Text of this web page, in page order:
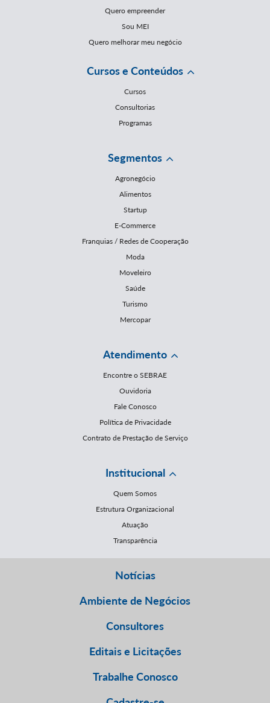
Quero empreender
Sou MEI
Quero melhorar meu negócio
Cursos e Conteúdos
Cursos
Consultorias
Programas
Segmentos
Agronegócio
Alimentos
Startup
E-Commerce
Franquias / Redes de Cooperação
Moda
Moveleiro
Saúde
Turismo
Mercopar
Atendimento
Encontre o SEBRAE
Ouvidoria
Fale Conosco
Política de Privacidade
Contrato de Prestação de Serviço
Institucional
Quem Somos
Estrutura Organizacional
Atuação
Transparência
Notícias
Ambiente de Negócios
Consultores
Editais e Licitações
Trabalhe Conosco